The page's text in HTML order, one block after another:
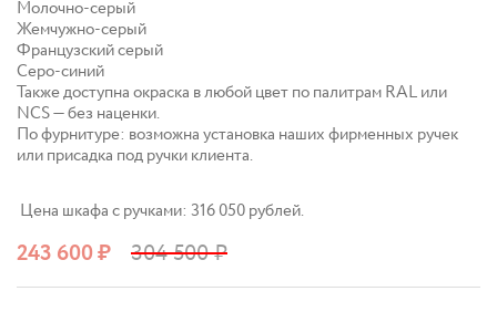
Молочно-серый
Жемчужно-серый
Французский серый
Серо-синий
Также доступна окраска в любой цвет по палитрам RAL или
NCS — без наценки.
По фурнитуре: возможна установка наших фирменных ручек
или присадка под ручки клиента.
Цена шкафа с ручками: 316 050 рублей.
243 600₽ 304 500₽